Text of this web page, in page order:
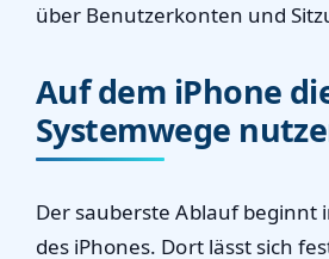
über Benutzerkonten und
Auf dem iPhone
Systemwege
Der sauberste Ablauf beginnt
des iPhones. Dort lässt sich